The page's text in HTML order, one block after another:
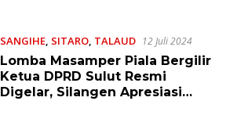
SANGIHE, SITARO, TALAUD 12 Juli 2024
Lomba Masamper Piala Bergilir
Ketua DPRD Sulut Resmi
Digelar, Silangen Apresiasi